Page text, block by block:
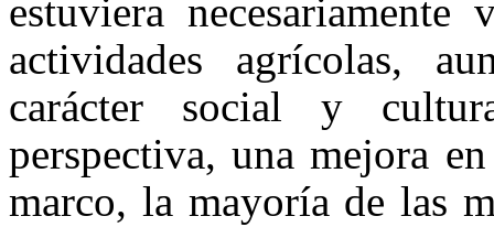
estuviera
actividades agrícolas,
carácter social y
perspectiva, una mejora
marco, la mayoría de las